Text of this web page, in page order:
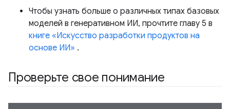
Чтобы узнать больше о различных типах базовых
моделей в генеративном ИИ, прочтите главу 5 в
книге «Искусство разработки продуктов на
основе ИИ» .
Проверьте свое понимание